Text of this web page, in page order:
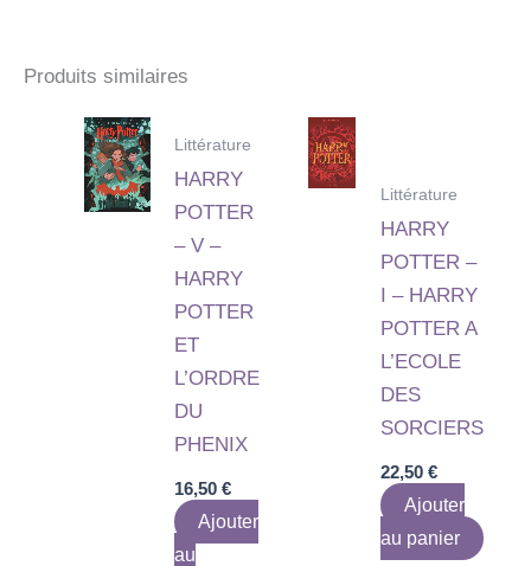
Produits similaires
Littérature
HARRY
POTTER
– V –
HARRY
POTTER
ET
L’ORDRE
DU
PHENIX
16,50€
Ajouter
au
Littérature
HARRY
POTTER –
I – HARRY
POTTER A
L’ECOLE
DES
SORCIERS
22,50 €
Ajouter
au panier